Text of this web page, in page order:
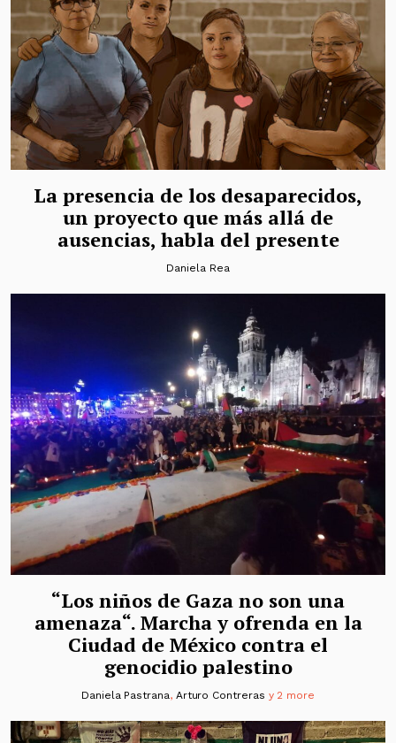
La presencia de los desaparecidos,
un proyecto que más allá de
ausencias, habla del presente
Daniela Rea
“Los niños de Gaza no son una
amenaza“. Marcha y ofrenda en la
Ciudad de México contra el
genocidio palestino
Daniela Pastrana, Arturo Contreras y 2 more